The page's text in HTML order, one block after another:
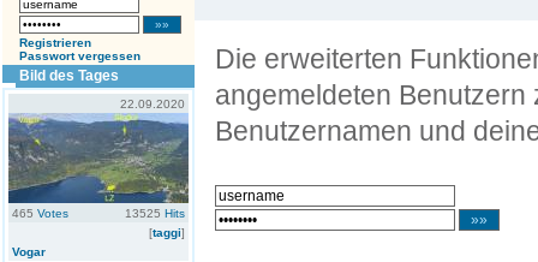
Registrieren
Passwort vergessen
Bild des Tages
22.09.2020
465 Votes 13525 Hits
[taggi]
Vogar
Die erweiterten
angemeldeten Benutzern
Benutzernamen und